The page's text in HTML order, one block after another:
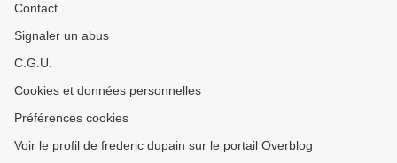
Contact
Signaler un abus
C.G.U.
Cookies et données personnelles
Préférences cookies
Voir le profil de frederic dupain sur le portail Overblog